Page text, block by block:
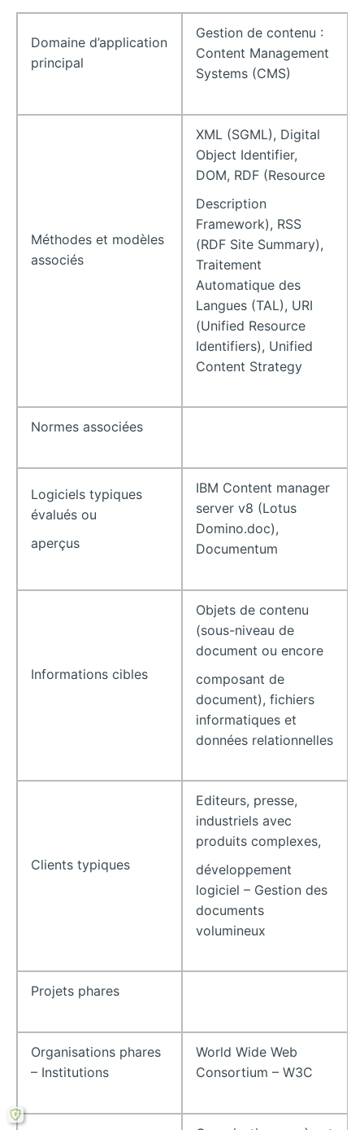
Domaine d’application
principal
Gestion de contenu :
Content Management
Systems (CMS)
Méthodes et modèles
associés
XML (SGML), Digital
Object Identifier,
DOM, RDF (Resource
Description
Framework), RSS
(RDF Site Summary),
Traitement
Automatique des
Langues (TAL), URI
(Unified Resource
Identifiers), Unified
Content Strategy
Normes associées
Logiciels typiques
évalués ou
aperçus
IBM Content manager
server v8 (Lotus
Domino.doc),
Documentum
Informations cibles
Objets de contenu
(sous-niveau de
document ou encore
composant de
document), fichiers
informatiques et
données relationnelles
Clients typiques
Editeurs, presse,
industriels avec
produits complexes,
développement
logiciel – Gestion des
documents
volumineux
Projets phares
Organisations phares
– Institutions
World Wide Web
Consortium – W3C